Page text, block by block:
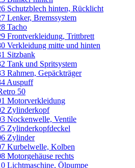
Schutzblech hinten, Rücklicht
Lenker, Bremssystem
Tacho
Frontverkleidung, Trittbrett
Verkleidung mitte und hinten
Sitzbank
Tank und Spritsystem
Rahmen, Gepäckträger
Auspuff
50
Motorverkleidung
Zylinderkopf
Nockenwelle, Ventile
Zylinderkopfdeckel
Zylinder
Kurbelwelle, Kolben
Motorgehäuse rechts
Lichtmaschine, Ölpumpe